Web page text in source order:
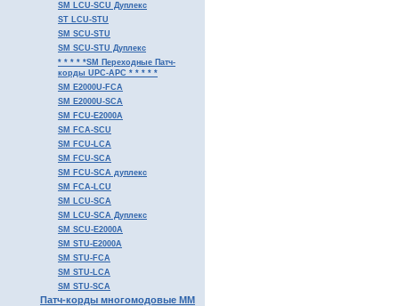
SM LCU-SCU Дуплекс
ST LCU-STU
SM SCU-STU
SM SCU-STU Дуплекс
* * * * *SM Переходные Патч-
корды UPC-APC * * * * *
SM E2000U-FCA
SM E2000U-SCA
SM FCU-E2000A
SM FCA-SCU
SM FCU-LCA
SM FCU-SCA
SM FCU-SCA дуплекс
SM FCA-LCU
SM LCU-SCA
SM LCU-SCA Дуплекс
SM SCU-E2000A
SM STU-E2000A
SM STU-FCA
SM STU-LCA
SM STU-SCA
Патч-корды многомодовые MM